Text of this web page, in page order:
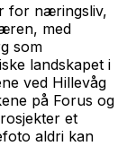
for næringsliv,
med
som
landskapet i
ved Hillevåg
på Forus og
et
aldri kan